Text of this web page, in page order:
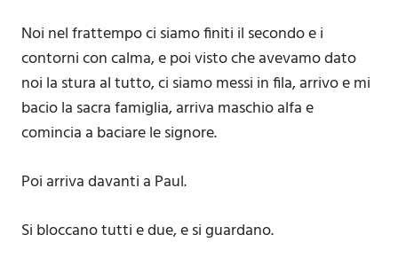
Noi nel frattempo ci siamo finiti il secondo e i
contorni con calma, e poi visto che avevamo dato
noi la stura al tutto, ci siamo messi in fila, arrivo e mi
bacio la sacra famiglia, arriva maschio alfa e
comincia a baciare le signore.
Poi arriva davanti a Paul.
Si bloccano tutti e due, e si guardano.